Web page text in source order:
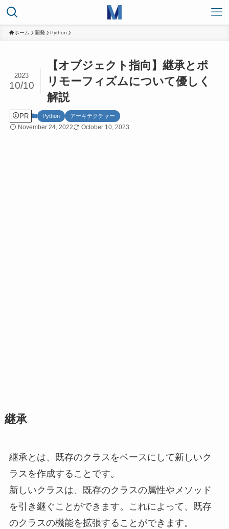
ホーム 開発 Python
【オブジェクト指向】継承とポ
リモーフィズムについて優しく
解説
2023
10/10
PR Python アーキテクチャー
November 24, 2022 October 10, 2023
継承
継承とは、既存のクラスをベースにして新しいク
ラスを作成することです。
新しいクラスは、既存のクラスの属性やメソッド
を引き継ぐことができます。これによって、既存
のクラスの機能を拡張することができます。